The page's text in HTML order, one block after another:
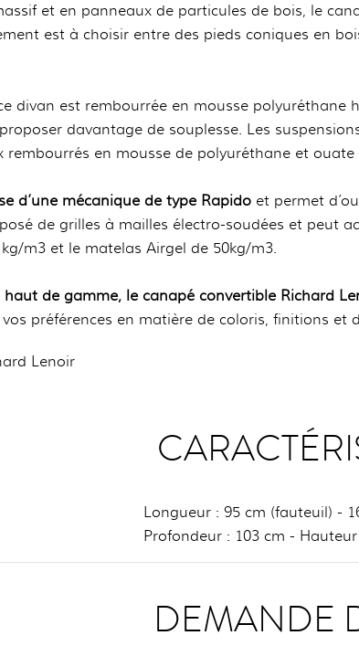
et en panneaux de particules de bois, le
est à choisir entre des pieds coniques en
divan est rembourrée en mousse
davantage de souplesse. Les
rembourrés en mousse de polyuréthane et
d’une mécanique de type Rapido et permet
de grilles à mailles électro-soudées et peut
m3 et le matelas Airgel de 50kg/m3.
de gamme, le canapé convertible Richard
préférences en matière de coloris, finitions
Lenoir
Longueur : 95 cm (fauteuil) -
Profondeur : 103 cm -
DEMANDE